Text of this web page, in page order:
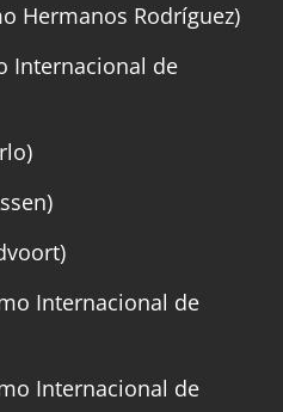
Hermanos Rodríguez)
Internacional de
Internacional de
Internacional de